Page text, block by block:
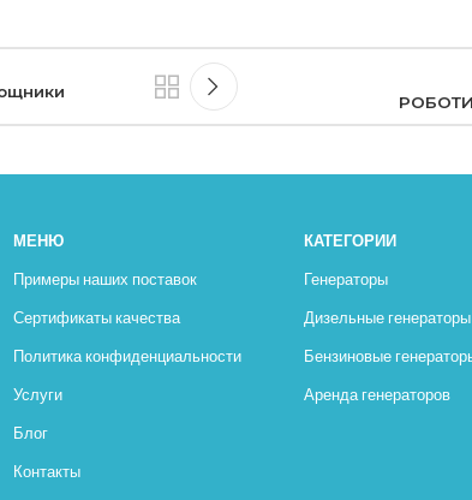
МЕНЮ
Примеры наших поставок
Сертификаты качества
Политика конфиденциальности
Услуги
Блог
Контакты
КАТЕГОРИИ
Генераторы
Дизельные генераторы
Бензиновые
Аренда генераторов